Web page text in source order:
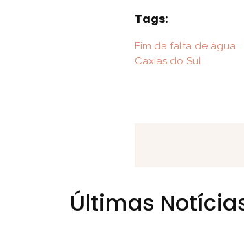
Tags:
Fim da falta de água
Caxias do Sul
Últimas